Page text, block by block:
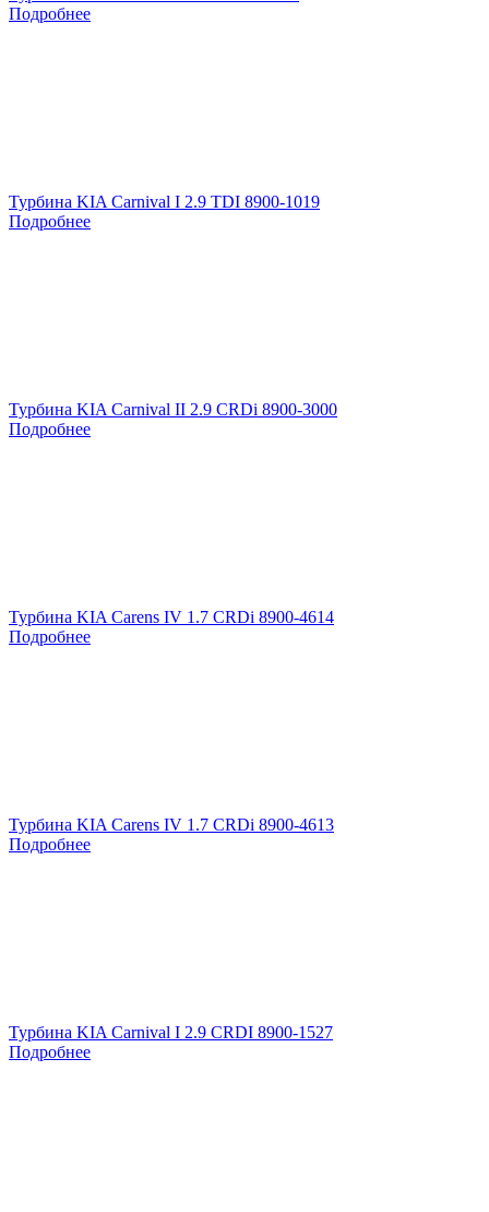
Подробнее
Турбина KIA Carnival I 2.9 TDI 8900-1019
Подробнее
Турбина KIA Carnival II 2.9 CRDi 8900-3000
Подробнее
Турбина KIA Carens IV 1.7 CRDi 8900-4614
Подробнее
Турбина KIA Carens IV 1.7 CRDi 8900-4613
Подробнее
Турбина KIA Carnival I 2.9 CRDI 8900-1527
Подробнее